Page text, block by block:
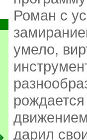
Роман с
умело,
дарил